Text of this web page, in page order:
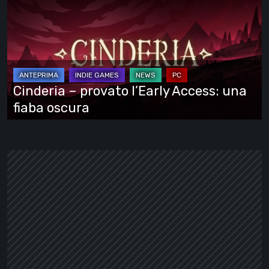
provato
l’Early
Access:
una
fiaba
oscura
Cinderia – provato l’Early Access: una
fiaba oscura